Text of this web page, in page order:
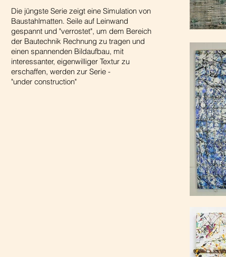
Die jüngste Serie zeigt eine Simulation von
Baustahlmatten. Seile auf Leinwand
gespannt und "verrostet", um dem Bereich
der Bautechnik Rechnung zu tragen und
einen spannenden Bildaufbau, mit
interessanter, eigenwilliger Textur zu
erschaffen, werden zur Serie -
"under construction"